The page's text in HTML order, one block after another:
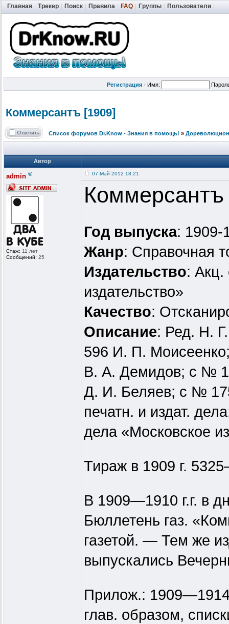
Главная Трекер Поиск Правила FAQ Группы Пользователи
Регистрация · Имя:
Коммерсантъ [1909]
Список форумов Dr.Know - Знания в помощь! »
Автор
admin ®
Стаж: 11 лет
Сообщений: 25
07-Май-2012 18:21
Коммерсантъ
Год выпуска: 1909-
Жанр: Справочная
Издательство: Акц.
издательство»
Качество:
Описание: Ред. Н.
596 И. П.
В. А. Демидов; с №
Д. И. Беляев; с №
печатн. и издат.
дела «Московское
Тираж в 1909 г.
В 1909—1910 г.г. в
Бюллетень газ.
газетой. — Тем же
выпускались
Прилож.:
глав. образом,